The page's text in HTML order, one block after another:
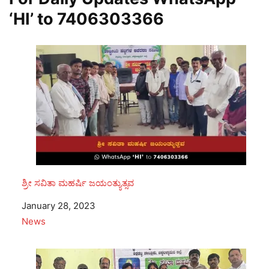
‘HI’ to 7406303366
ಶ್ರೀ ಸವಿತಾ ಮಹರ್ಷಿ ಜಯಂತ್ಯುತ್ಸವ
Date
January 28, 2023
In relation to
News